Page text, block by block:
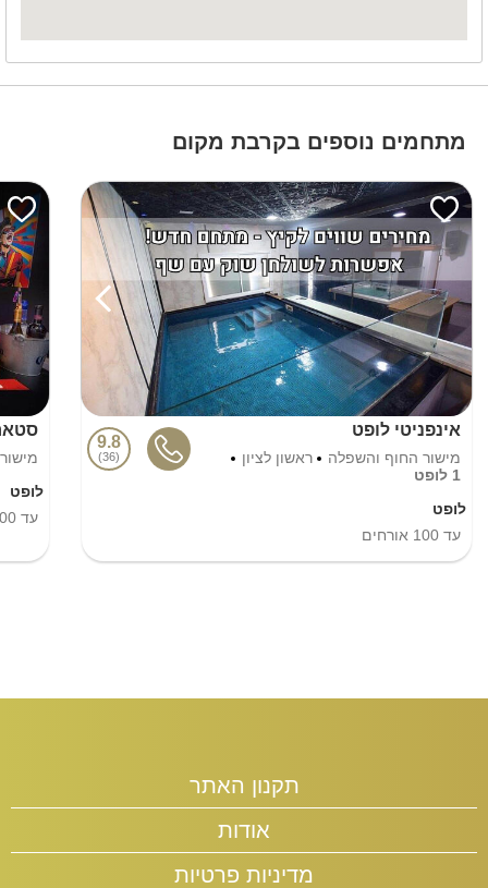
מתחמים נוספים בקרבת מקום
אינפניטי לופט
מישור החוף והשפלה
ראשון לציון
1 לופט
9.8
36
לופט
עד 100 אורחים
לופט
עד
תקנון האתר
אודות
מדיניות פרטיות